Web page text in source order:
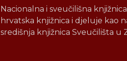
Nacionalna i sveučilišna
hrvatska knjižnica i djeluje kao
središnja knjižnica Sveučilišta u